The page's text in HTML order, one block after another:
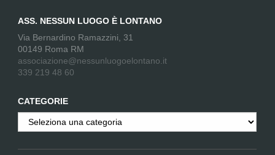
ASS. NESSUN LUOGO È LONTANO
Via Bernardino Ramazzini, 31
00149 Roma RM
associazione@nessunluogoelontano.it
339 219 48 60
CATEGORIE
Categorie